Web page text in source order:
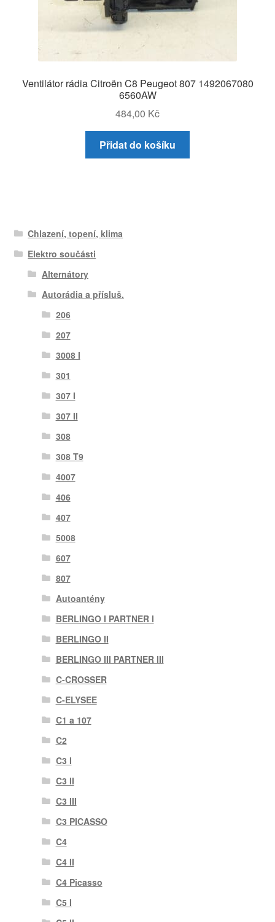
Ventilátor rádia Citroën C8 Peugeot 807 1492067080
6560AW
484,00 Kč
Přidat do košíku
Chlazení, topení, klima
Elektro součásti
Alternátory
Autorádia a přísluš.
206
207
3008 I
301
307 I
307 II
308
308 T9
4007
406
407
5008
607
807
Autoantény
BERLINGO I PARTNER I
BERLINGO II
BERLINGO III PARTNER III
C-CROSSER
C-ELYSEE
C1 a 107
C2
C3 I
C3 II
C3 III
C3 PICASSO
C4
C4 II
C4 Picasso
C5 I